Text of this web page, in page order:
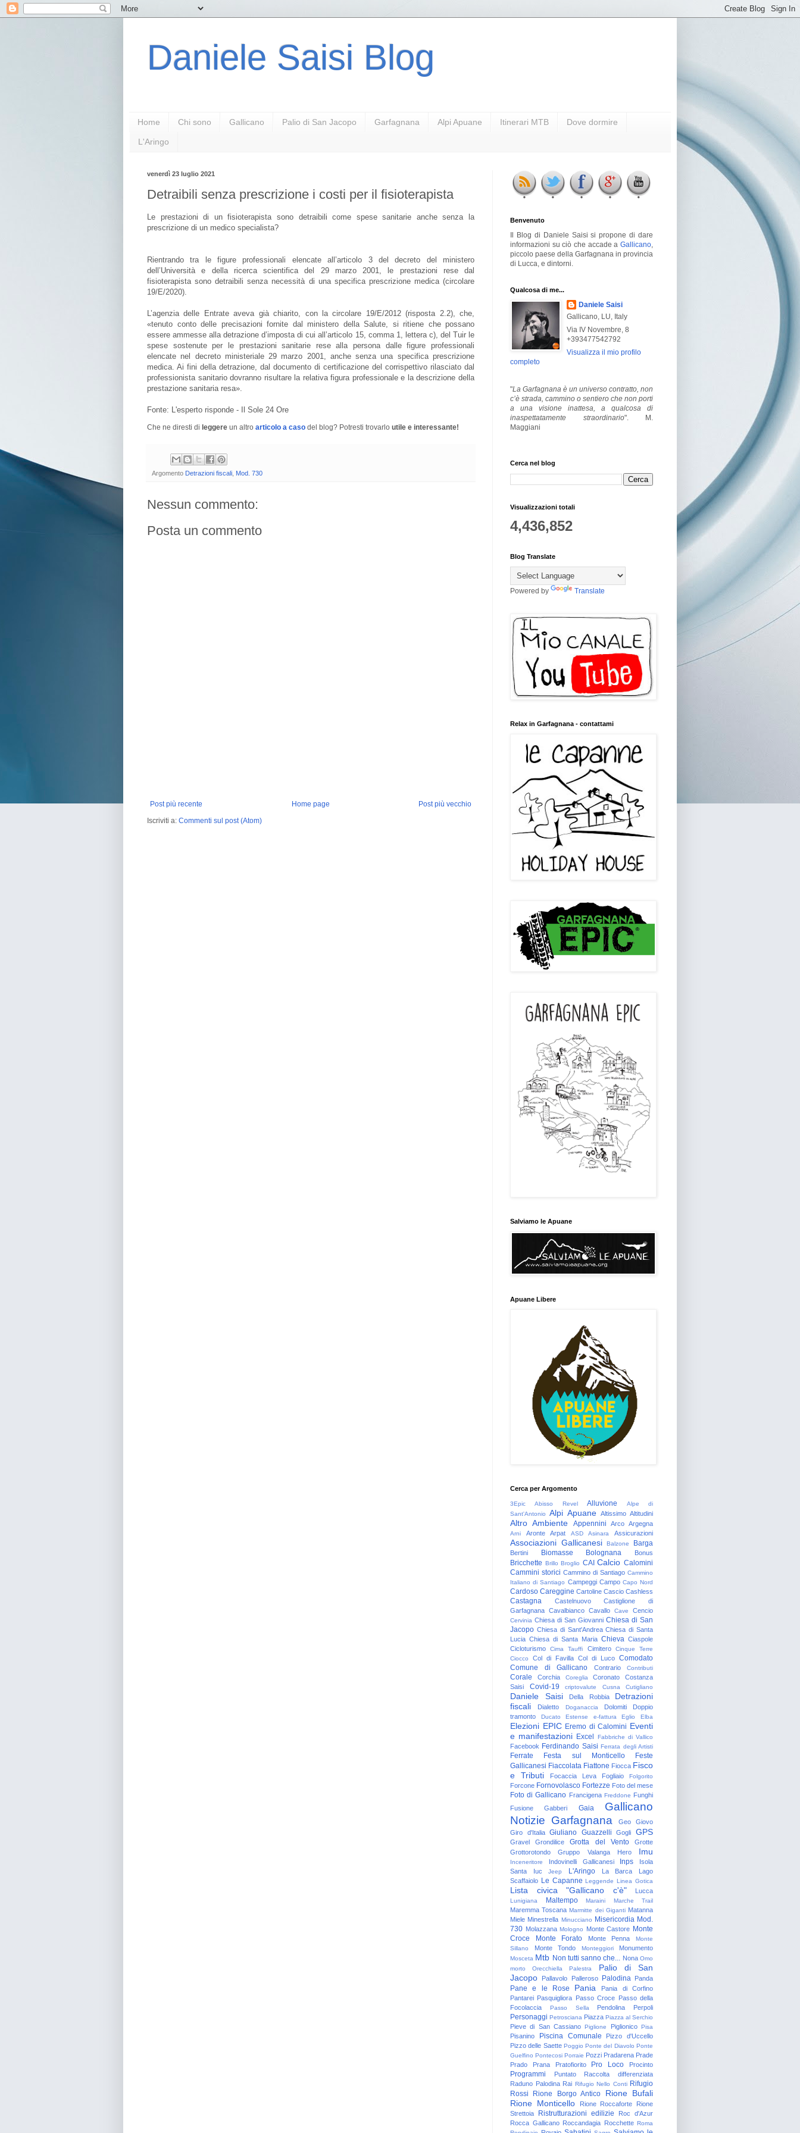
Daniele Saisi Blog
Home Chi sono Gallicano Palio di San Jacopo Garfagnana Alpi Apuane Itinerari MTB Dove dormire
L'Aringo
venerdì 23 luglio 2021
Detraibili senza prescrizione i costi per il fisioterapista
Le prestazioni di un fisioterapista sono detraibili come spese sanitarie anche senza la
prescrizione di un medico specialista?
Rientrando tra le figure professionali elencate all’articolo 3 del decreto del ministero
dell’Università e della ricerca scientifica del 29 marzo 2001, le prestazioni rese dal
fisioterapista sono detraibili senza necessità di una specifica prescrizione medica (circolare
19/E/2020).
L’agenzia delle Entrate aveva già chiarito, con la circolare 19/E/2012 (risposta 2.2), che,
«tenuto conto delle precisazioni fornite dal ministero della Salute, si ritiene che possano
essere ammesse alla detrazione d’imposta di cui all’articolo 15, comma 1, lettera c), del Tuir le
spese sostenute per le prestazioni sanitarie rese alla persona dalle figure professionali
elencate nel decreto ministeriale 29 marzo 2001, anche senza una specifica prescrizione
medica. Ai fini della detrazione, dal documento di certificazione del corrispettivo rilasciato dal
professionista sanitario dovranno risultare la relativa figura professionale e la descrizione della
prestazione sanitaria resa».
Fonte: L'esperto risponde - Il Sole 24 Ore
Che ne diresti di leggere un altro articolo a caso del blog? Potresti trovarlo utile e interessante!
Argomento Detrazioni fiscali Mod. 730
Nessun commento:
Posta un commento
Post più recente Post più vecchio
Home page
Iscriviti a: Commenti sul post (Atom)
Benvenuto
Il Blog di Daniele Saisi si propone di dare
informazioni su ciò che accade a Gallicano
piccolo paese della Garfagnana in provincia
di Lucca, e dintorni.
Qualcosa di me...
Daniele Saisi
Gallicano, LU, Italy
Via IV Novembre, 8
+393477542792
Visualizza il mio profilo
completo
"La Garfagnana è un universo contratto, non
c’è strada, cammino o sentiero che non porti
a una visione inattesa, a qualcosa di
inaspettatamente straordinario". M.
Maggiani
Cerca nel blog
Visualizzazioni totali
4,436,852
Blog Translate
Powered by Translate
Relax in Garfagnana - contattami
Salviamo le Apuane
Apuane Libere
Cerca per Argomento
3Epic Abisso Revel Alluvione
Alpe di
Sant'Antonio
Alpi Apuane Altissimo Altitudini
Altro Ambiente Appennini Arco Argegna
Arni Aronte Arpat ASD Asinara Assicurazioni
Associazioni Gallicanesi Balzone Barga
Bertini Biomasse Bolognana Bonus
Bricchette Brillo Broglio CAI Calcio Calomini
Cammini storici Cammino di Santiago Cammino
Italiano di Santiago Campeggi Campo Capo Nord
Cardoso Careggine Cartoline Cascio Cashless
Castagna Castelnuovo
Castiglione di
Garfagnana Cavalbianco Cavallo Cave Cencio
Cervinia Chiesa di San Giovanni Chiesa di San
Jacopo Chiesa di Sant'Andrea Chiesa di Santa
Lucia Chiesa di Santa Maria Chieva Ciaspole
Cicloturismo
Cima Tauffi Cimitero
Cinque Terre
Ciocco
Col di Favilla Col di Luco Comodato
Comune di Gallicano
Contrario Contributi
Corale Corchia Coreglia Coronato
Costanza
Saisi
Covid-19 criptovalute Cusna Cutigliano
Daniele Saisi Della Robbia
Detrazioni
fiscali
Dialetto Doganaccia Dolomiti
Doppio
tramonto
Ducato Estense e-fattura Eglio Elba
Elezioni EPIC Eremo di Calomini Eventi
e manifestazioni Excel Fabbriche di Vallico
Facebook Ferdinando Saisi Ferrata degli Artisti
Ferrate Festa sul Monticello
Feste
Gallicanesi Fiaccolata Fiattone Fiocca Fisco
e Tributi
Focaccia Leva Fogliaio Folgorito
Forcone Fornovolasco Fortezze Foto del mese
Foto di Gallicano Francigena Freddone Funghi
Fusione
Gabberi Gaia
Gallicano
Notizie Garfagnana Geo
Giovo
Giro d'Italia
Giuliano Guazzelli Gogli GPS
Gravel Grondilice Grotta del Vento
Grotte
Grottorotondo
Gruppo Valanga Hero Imu
Inceneritore Indovinelli Gallicanesi Inps
Isola
Santa
Iuc Jeep L'Aringo La Barca
Lago
Scaffaiolo Le Capanne Leggende Linea Gotica
Lista civica "Gallicano c'è" Lucca
Lunigiana Maltempo Maraini Marche Trail
Maremma Toscana Marmitte dei Giganti Matanna
Miele Minestrella Minucciano Misericordia Mod.
730 Molazzana Mologno Monte Castore Monte
Croce
Monte Forato Monte Penna
Monte
Sillano
Monte Tondo Monteggiori Monumento
Mosceta Mtb Non tutti sanno che... Nona Omo
morto
Orecchiella Palestra
Palio di San
Jacopo
Pallavolo Palleroso Palodina Panda
Pane e le Rose Pania
Pania di Corfino
Pantarei Pasquigliora Passo Croce Passo della
Focolaccia
Passo Sella Pendolina Perpoli
Personaggi Petrosciana Piazza Piazza al Serchio
Pieve di San Cassiano Piglione Piglionico Pisa
Pisanino Piscina Comunale
Pizzo d'Uccello
Pizzo delle Saette Poggio Ponte del Diavolo Ponte
Guelfino Pontecosi Porraie Pozzi Pradarena Prade
Prado
Prana Pratofiorito Pro Loco Procinto
Programmi Puntato
Raccolta differenziata
Raduno Palodina Rai Rifugio Nello Conti Rifugio
Rossi
Rione Borgo Antico
Rione Bufali
Rione Monticello
Rione Roccaforte
Rione
Strettoia
Ristrutturazioni edilizie
Roc d'Azur
Rocca Gallicano Roccandagia Rocchette Roma